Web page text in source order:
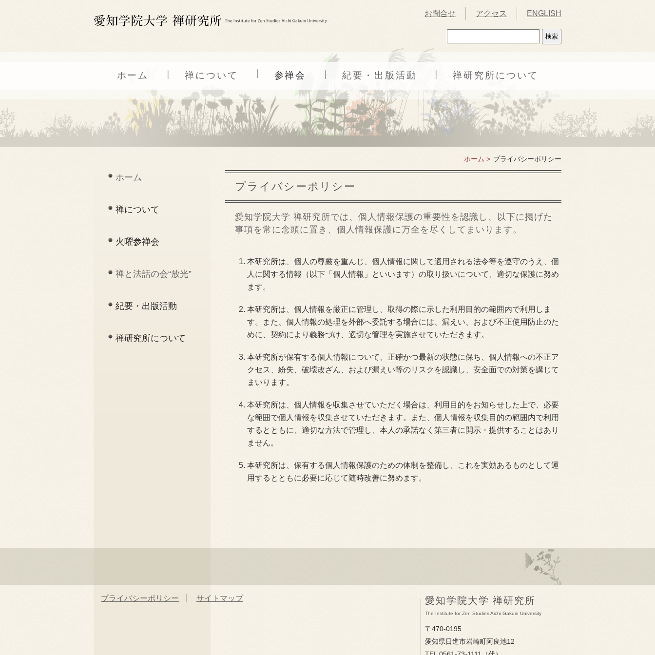
お問合せ アクセス ENGLISH
ホーム 禅について 参禅会 紀要・出版活動 禅研究所について
ホーム
禅について
火曜参禅会
禅と法話の会“放光”
紀要・出版活動
禅研究所について
ホーム > プライバシーポリシー
プライバシーポリシー
愛知学院大学 禅研究所では、個人情報保護の重要性を認識し、以下に掲げた
事項を常に念頭に置き、個人情報保護に万全を尽くしてまいります。
本研究所は、個人の尊厳を重んじ、個人情報に関して適用される法令等を遵守のうえ、個
人に関する情報（以下「個人情報」といいます）の取り扱いについて、適切な保護に努め
ます。
本研究所は、個人情報を厳正に管理し、取得の際に示した利用目的の範囲内で利用しま
す。また、個人情報の処理を外部へ委託する場合には、漏えい、および不正使用防止のた
めに、契約により義務づけ、適切な管理を実施させていただきます。
本研究所が保有する個人情報について、正確かつ最新の状態に保ち、個人情報への不正ア
クセス、紛失、破壊改ざん、および漏えい等のリスクを認識し、安全面での対策を講じて
まいります。
本研究所は、個人情報を収集させていただく場合は、利用目的をお知らせした上で、必要
な範囲で個人情報を収集させていただきます。また、個人情報を収集目的の範囲内で利用
するとともに、適切な方法で管理し、本人の承諾なく第三者に開示・提供することはあり
ません。
本研究所は、保有する個人情報保護のための体制を整備し、これを実効あるものとして運
用するとともに必要に応じて随時改善に努めます。
プライバシーポリシー サイトマップ 愛知学院大学 禅研究所
The Institute for Zen Studies Aichi Gakuin University
〒470-0195
愛知県日進市岩崎町阿良池12